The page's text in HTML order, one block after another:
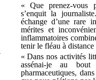
« Que prenez-vous
s’enquit la
échange d’une rare
mérites et
inflammatoires
tenir le fléau à
« Dans nos activités
assénai-je au bout
pharmaceutiques,